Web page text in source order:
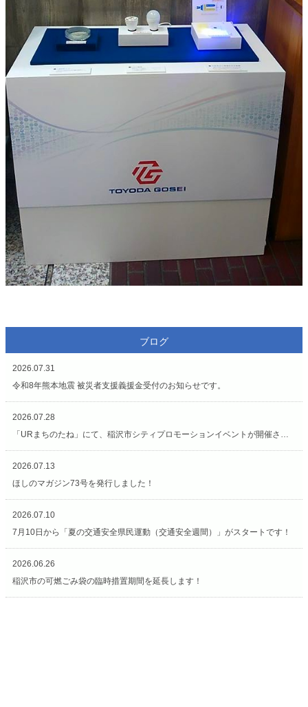
ブログ
2026.07.31
令和8年熊本地震 被災者支援義援金受付のお知らせです。
2026.07.28
「URまちのたね」にて、稲沢市シティプロモーションイベントが開催されています（7/27〜8/2）
2026.07.13
ほしのマガジン73号を発行しました！
2026.07.10
7月10日から「夏の交通安全県民運動（交通安全週間）」がスタートです！
2026.06.26
稲沢市の可燃ごみ袋の臨時措置期間を延長します！